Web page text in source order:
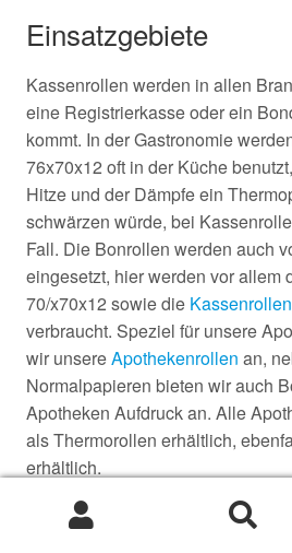
Einsatzgebiete
Kassenrollen werden in allen
eine Registrierkasse oder ein
kommt. In der Gastronomie
76x70x12 oft in der Küche
Hitze und der Dämpfe ein
schwärzen würde, bei
Fall. Die Bonrollen werden auch
eingesetzt, hier werden vor allem
70/x70x12 sowie die
verbraucht. Speziel für unsere
wir unsereApothekenrollen an,
Normalpapieren bieten wir auch
Apotheken Aufdruck an. Alle
als Thermorollen erhältlich,
erhältlich.